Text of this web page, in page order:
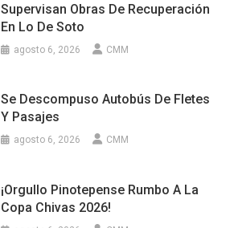
Supervisan Obras De Recuperación
En Lo De Soto
agosto 6, 2026 CMM
Se Descompuso Autobús De Fletes
Y Pasajes
agosto 6, 2026 CMM
¡Orgullo Pinotepense Rumbo A La
Copa Chivas 2026!